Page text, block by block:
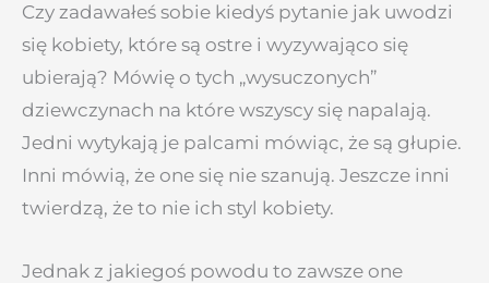
Czy zadawałeś sobie kiedyś pytanie jak uwodzi
się kobiety, które są ostre i wyzywająco się
ubierają? Mówię o tych „wysuczonych”
dziewczynach na które wszyscy się napalają.
Jedni wytykają je palcami mówiąc, że są głupie.
Inni mówią, że one się nie szanują. Jeszcze inni
twierdzą, że to nie ich styl kobiety.
Jednak z jakiegoś powodu to zawsze one